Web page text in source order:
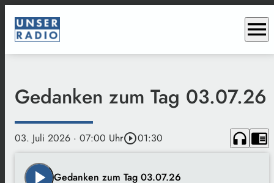
menu
Gedanken zum Tag 03.07.26
03. Juli 2026 · 07:00 Uhrplay_circle_outline01:30 headphones chrome_reader_mode
play_arrow Gedanken zum Tag 03.07.26